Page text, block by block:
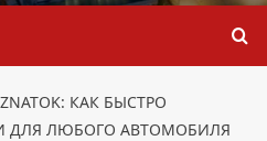
КАК БЫСТРО
ДЛЯ ЛЮБОГО АВТОМОБИЛЯ